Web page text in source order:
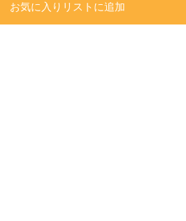
お気に入りリストに追加